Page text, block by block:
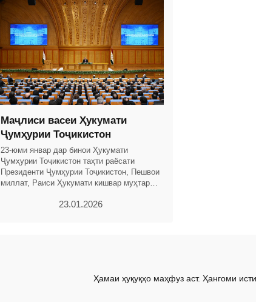
Маҷлиси васеи Ҳукумати
Ҷумҳурии Тоҷикистон
23-юми январ дар бинои Ҳукумати
Ҷумҳурии Тоҷикистон таҳти раёсати
Президенти Ҷумҳурии Тоҷикистон, Пешвои
миллат, Раиси Ҳукумати кишвар муҳтарам
23.01.2026
Ҳамаи ҳуқуқҳо маҳфуз аст. Ҳангоми